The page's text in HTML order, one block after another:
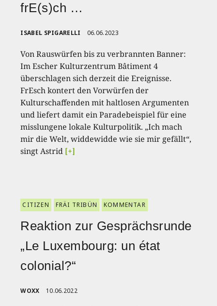
frE(s)ch …
ISABEL SPIGARELLI 06.06.2023
Von Rauswürfen bis zu verbrannten Banner:
Im Escher Kulturzentrum Bâtiment 4
überschlagen sich derzeit die Ereignisse.
FrEsch kontert den Vorwürfen der
Kulturschaffenden mit haltlosen Argumenten
und liefert damit ein Paradebeispiel für eine
misslungene lokale Kulturpolitik. „Ich mach
mir die Welt, widdewidde wie sie mir gefällt“,
singt Astrid [+]
CITIZEN FRÄI TRIBÜN KOMMENTAR
Reaktion zur Gesprächsrunde
„Le Luxembourg: un état
colonial?“
WOXX 10.06.2022